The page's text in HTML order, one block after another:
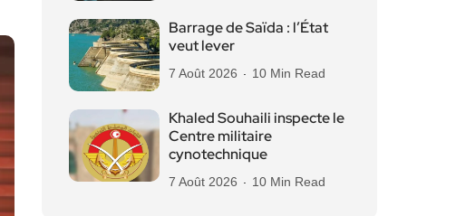
Barrage de Saïda : l’État
veut lever
7 Août 2026 10 Min Read
Khaled Souhaili inspecte le
Centre militaire
cynotechnique
7 Août 2026 10 Min Read